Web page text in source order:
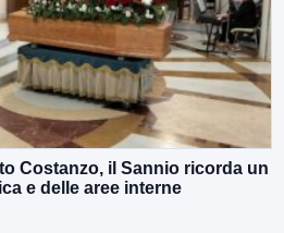
Costanzo, il Sannio ricorda un
e delle aree interne